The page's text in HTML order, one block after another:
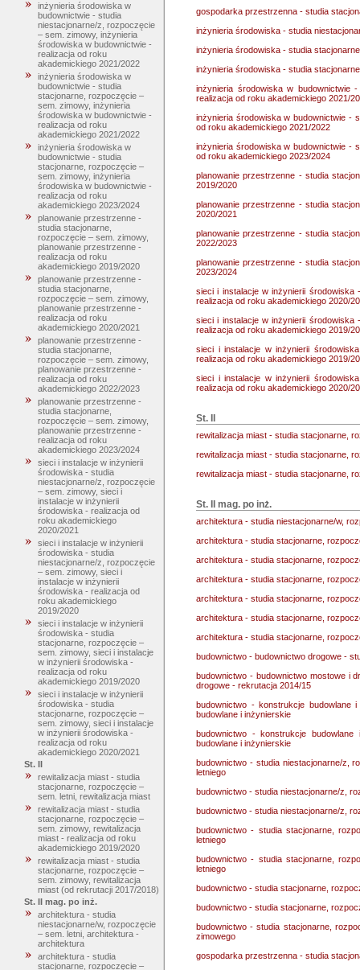
inżynieria środowiska w
budownictwie - studia
niestacjonarne/z, rozpoczęcie
– sem. zimowy, inżynieria
środowiska w budownictwie -
realizacja od roku
akademickiego 2021/2022
inżynieria środowiska w
budownictwie - studia
stacjonarne, rozpoczęcie –
sem. zimowy, inżynieria
środowiska w budownictwie -
realizacja od roku
akademickiego 2021/2022
inżynieria środowiska w
budownictwie - studia
stacjonarne, rozpoczęcie –
sem. zimowy, inżynieria
środowiska w budownictwie -
realizacja od roku
akademickiego 2023/2024
planowanie przestrzenne -
studia stacjonarne,
rozpoczęcie – sem. zimowy,
planowanie przestrzenne -
realizacja od roku
akademickiego 2019/2020
planowanie przestrzenne -
studia stacjonarne,
rozpoczęcie – sem. zimowy,
planowanie przestrzenne -
realizacja od roku
akademickiego 2020/2021
planowanie przestrzenne -
studia stacjonarne,
rozpoczęcie – sem. zimowy,
planowanie przestrzenne -
realizacja od roku
akademickiego 2022/2023
planowanie przestrzenne -
studia stacjonarne,
rozpoczęcie – sem. zimowy,
planowanie przestrzenne -
realizacja od roku
akademickiego 2023/2024
sieci i instalacje w inżynierii
środowiska - studia
niestacjonarne/z, rozpoczęcie
– sem. zimowy, sieci i
instalacje w inżynierii
środowiska - realizacja od
roku akademickiego
2020/2021
sieci i instalacje w inżynierii
środowiska - studia
niestacjonarne/z, rozpoczęcie
– sem. zimowy, sieci i
instalacje w inżynierii
środowiska - realizacja od
roku akademickiego
2019/2020
sieci i instalacje w inżynierii
środowiska - studia
stacjonarne, rozpoczęcie –
sem. zimowy, sieci i instalacje
w inżynierii środowiska -
realizacja od roku
akademickiego 2019/2020
sieci i instalacje w inżynierii
środowiska - studia
stacjonarne, rozpoczęcie –
sem. zimowy, sieci i instalacje
w inżynierii środowiska -
realizacja od roku
akademickiego 2020/2021
St. II
rewitalizacja miast - studia
stacjonarne, rozpoczęcie –
sem. letni, rewitalizacja miast
rewitalizacja miast - studia
stacjonarne, rozpoczęcie –
sem. zimowy, rewitalizacja
miast - realizacja od roku
akademickiego 2019/2020
rewitalizacja miast - studia
stacjonarne, rozpoczęcie –
sem. zimowy, rewitalizacja
miast (od rekrutacji 2017/2018)
St. II mag. po inż.
architektura - studia
niestacjonarne/w, rozpoczęcie
– sem. letni, architektura -
architektura
architektura - studia
stacjonarne, rozpoczęcie –
gospodarka przestrzenna - studia
inżynieria środowiska - studia
inżynieria środowiska - studia
inżynieria środowiska - studia
inżynieria środowiska w budownictwie
realizacja od roku akademickiego 2021/
inżynieria środowiska w budownictwie -
od roku akademickiego 2021/2022
inżynieria środowiska w budownictwie -
od roku akademickiego 2023/2024
planowanie przestrzenne - studia
2019/2020
planowanie przestrzenne - studia
2020/2021
planowanie przestrzenne - studia
2022/2023
planowanie przestrzenne - studia
2023/2024
sieci i instalacje w inżynierii
realizacja od roku akademickiego 2020/
sieci i instalacje w inżynierii
realizacja od roku akademickiego 2019/
sieci i instalacje w inżynierii
realizacja od roku akademickiego 2019/
sieci i instalacje w inżynierii
realizacja od roku akademickiego 2020/
St. II
rewitalizacja miast - studia stacjonarne,
rewitalizacja miast - studia stacjonarne,
rewitalizacja miast - studia stacjonarne,
St. II mag. po inż.
architektura - studia niestacjonarne/w,
architektura - studia stacjonarne,
architektura - studia stacjonarne,
architektura - studia stacjonarne,
architektura - studia stacjonarne,
architektura - studia stacjonarne,
architektura - studia stacjonarne,
budownictwo - budownictwo drogowe -
budownictwo - budownictwo mostowe i
drogowe - rekrutacja 2014/15
budownictwo - konstrukcje budowlane
budowlane i inżynierskie
budownictwo - konstrukcje
budowlane i inżynierskie
budownictwo - studia niestacjonarne/z,
letniego
budownictwo - studia niestacjonarne/z,
budownictwo - studia niestacjonarne/z,
budownictwo - studia stacjonarne,
letniego
budownictwo - studia stacjonarne,
letniego
budownictwo - studia stacjonarne,
budownictwo - studia stacjonarne,
budownictwo - studia stacjonarne,
zimowego
gospodarka przestrzenna - studia